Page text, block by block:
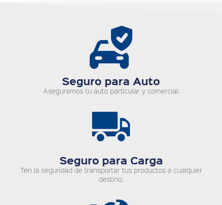
Seguro para Auto
Aseguramos tu auto particular y comercial.
Seguro para Carga
Ten la seguridad de transportar tus productos a cualquier
destino.